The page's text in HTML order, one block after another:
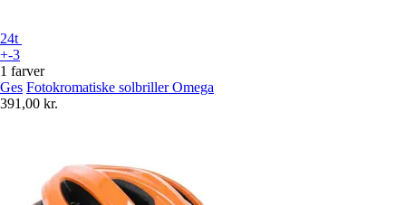
24t
+-3
1 farver
Ges Fotokromatiske solbriller Omega
391,00 kr.